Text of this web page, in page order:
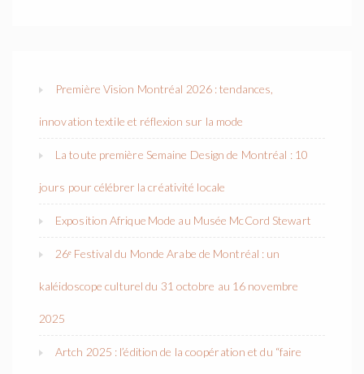
Première Vision Montréal 2026 : tendances,
innovation textile et réflexion sur la mode
La toute première Semaine Design de Montréal : 10
jours pour célébrer la créativité locale
Exposition Afrique Mode au Musée McCord Stewart
26ᵉ Festival du Monde Arabe de Montréal : un
kaléidoscope culturel du 31 octobre au 16 novembre
2025
Artch 2025 : l’édition de la coopération et du “faire